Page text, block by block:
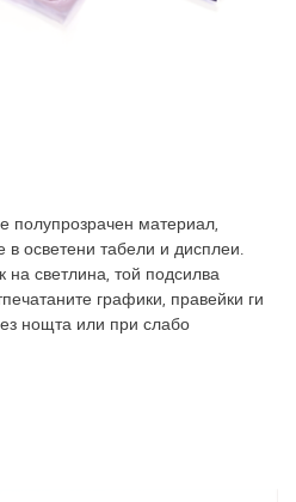
полупрозрачен материал,
в осветени табели и дисплеи.
на светлина, той подсилва
графики, правейки ги
нощта или при слабо